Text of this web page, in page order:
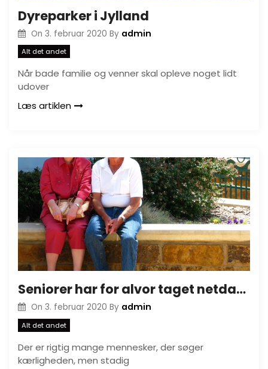
Dyreparker i Jylland
On 3. februar 2020 By admin
Alt det andet
Når bade familie og venner skal opleve noget lidt
udover
Læs artiklen
Seniorer har for alvor taget netdating til sig
On 3. februar 2020 By admin
Alt det andet
Der er rigtig mange mennesker, der søger
kærligheden, men stadig